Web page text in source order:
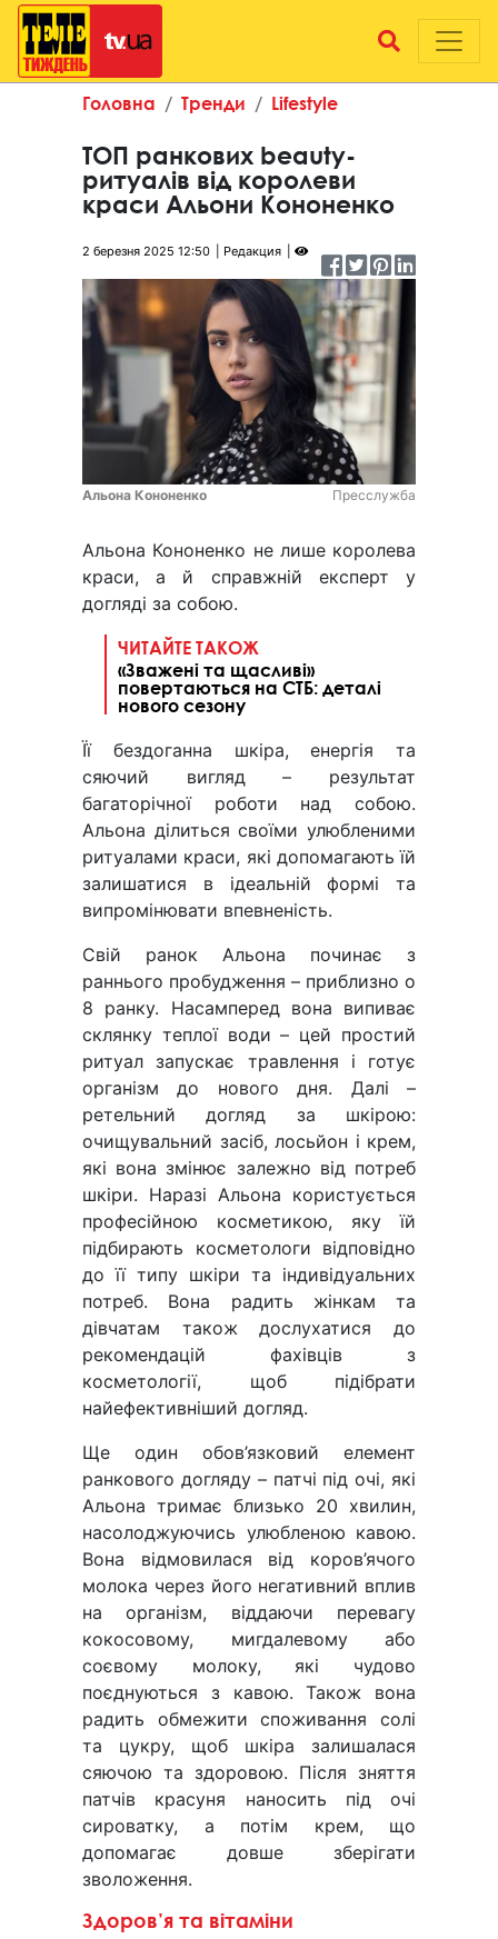
Головна Тренди Lifestyle
ТОП ранкових beauty-
ритуалів від королеви
краси Альони Кононенко
2 березня 2025 12:50 Редакция
Альона Кононенко Пресслужба
Альона Кононенко не лише королева
краси, а й справжній експерт у
догляді за собою.
ЧИТАЙТЕ ТАКОЖ
«Зважені та щасливі»
повертаються на СТБ: деталі
нового сезону
Її бездоганна шкіра, енергія та
сяючий вигляд – результат
багаторічної роботи над собою.
Альона ділиться своїми улюбленими
ритуалами краси, які допомагають їй
залишатися в ідеальній формі та
випромінювати впевненість.
Свій ранок Альона починає з
раннього пробудження – приблизно о
8 ранку. Насамперед вона випиває
склянку теплої води – цей простий
ритуал запускає травлення і готує
організм до нового дня. Далі –
ретельний догляд за шкірою:
очищувальний засіб, лосьйон і крем,
які вона змінює залежно від потреб
шкіри. Наразі Альона користується
професійною косметикою, яку їй
підбирають косметологи відповідно
до її типу шкіри та індивідуальних
потреб. Вона радить жінкам та
дівчатам також дослухатися до
рекомендацій фахівців з
косметології, щоб підібрати
найефективніший догляд.
Ще один обов’язковий елемент
ранкового догляду – патчі під очі, які
Альона тримає близько 20 хвилин,
насолоджуючись улюбленою кавою.
Вона відмовилася від коров’ячого
молока через його негативний вплив
на організм, віддаючи перевагу
кокосовому, мигдалевому або
соєвому молоку, які чудово
поєднуються з кавою. Також вона
радить обмежити споживання солі
та цукру, щоб шкіра залишалася
сяючою та здоровою. Після зняття
патчів красуня наносить під очі
сироватку, а потім крем, що
допомагає довше зберігати
зволоження.
Здоров’я та вітаміни